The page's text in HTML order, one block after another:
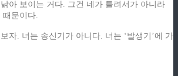
아 보이는 거다. 그건 네가 틀려서가 아니라
때문이다.
자. 너는 송신기가 아니다. 너는 ‘발생기’에 가